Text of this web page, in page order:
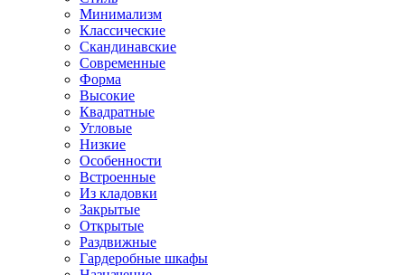
Минимализм
Классические
Скандинавские
Современные
Форма
Высокие
Квадратные
Угловые
Низкие
Особенности
Встроенные
Из кладовки
Закрытые
Открытые
Раздвижные
Гардеробные шкафы